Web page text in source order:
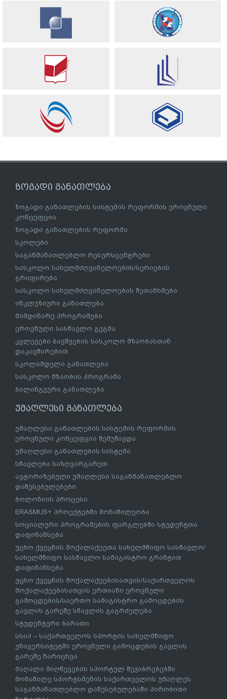
ზოგადი განათლება
ზოგადი განათლების სისტემის რეფორმის ეროვნული
კონცეფცია
ზოგადი განათლების რეფორმა
სკოლები
საგანმანათლებლო რესურსცენტრები
სასკოლო სახელმძღვანელოების/სერიების
გრიფირება
სასკოლო სახელმძღვანელოების შეთანხმება
ინკლუზიური განათლება
მიმდინარე პროგრამები
ეროვნული სასწავლო გეგმა
კვლევები ბავშვების სასკოლო მზაობასთან
დაკავშირებით
სკოლამდელი განათლება
სასკოლო მზაობის პროგრამა
ბილინგვური განათლება
უმაღლესი განათლება
უმაღლესი განათლების სისტემის რეფორმის
ეროვნული კონცეფცია შემუშავდა
უმაღლესი განათლების სისტემა
სწავლება საზღვარგარეთ
ავტორიზებული უმაღლესი საგანმანათლებლო
დაწესებულებები
ბოლონიის პროცესი
ERASMUS+ პროექტებში მონაწილეობა
სოციალური პროგრამების ფარგლებში სტუდენტთა
დაფინანსება
უცხო ქვეყნის მოქალაქეეთა სახელმწიფო სასწავლო/
სახელმწიფო სასწავლო სამაგისტრო გრანტით
დაფინანსება
უცხო ქვეყნის მოქალაქეებისათვის/საქართველოს
მოქალაქეებისათვის ერთიანი ეროვნული
გამოცდების/საერთო სამაგისტრო გამოცდების
გავლის გარეშე სწავლის გაგრძელება
სტუდენტური ბარათი
სსიპ – საქართველოს სპორტის სახელმწიფო
უნივერსიტეტში ეროვნული გამოცდების გავლის
გარეშე ჩარიცხვა
მაღალი მიღწევების სპორტულ შეჯიბრებებში
მონაწილე სპორტსმენის საქართველოს უმაღლეს
საგანმანათლებლო დაწესებულებაში პირობითი